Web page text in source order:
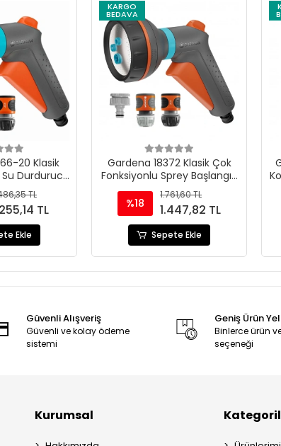
20 Klasik
Su Durdurucu
TL
TL
Ekle
KARGO
BEDAVA
Gardena 18372 Klasik Çok
Fonksiyonlu Sprey Başlangıç
Seti
%18
1.761,60 TL
1.447,82 TL
Sepete Ekle
Güvenli Alışveriş
Güvenli ve kolay ödeme
sistemi
Geniş Ürün
Binlerce ürün
seçeneği
Kurumsal